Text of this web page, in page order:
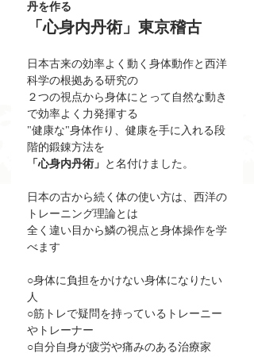
丹を作る
「心身内丹術」東京稽古
日本古来の効率よく動く身体動作と西洋
科学の根拠ある研究の
２つの視点から身体にとって自然な動き
で効率よく力発揮する
"健康な"身体作り、健康を手に入れる段
階的鍛錬方法を
「心身内丹術」 と名付けました。
日本の古から続く体の使い方は、西洋の
トレーニング理論とは
全く違い目から鱗の視点と身体操作を学
べます
○身体に負担をかけない身体になりたい
人
○筋トレで疑問を持っているトレーニー
やトレーナー
○自分自身が疲労や痛みのある治療家